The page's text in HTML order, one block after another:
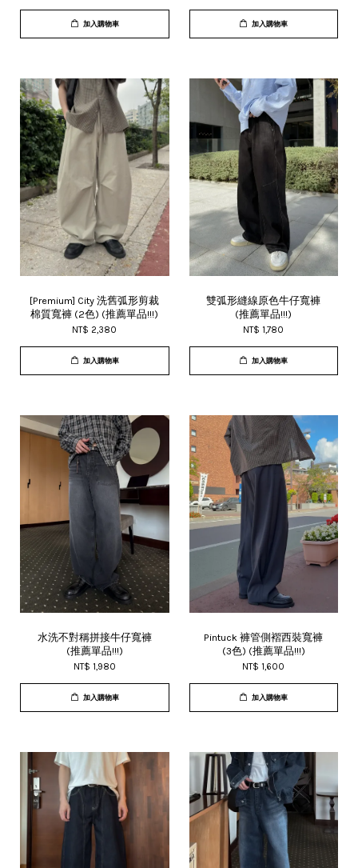
加入購物車 加入購物車
[Premium] City 洗舊弧形剪裁
棉質寬褲 (2色) (推薦單品!!!)
NT$ 2,380
加入購物車
雙弧形縫線原色牛仔寬褲
(推薦單品!!!)
NT$ 1,780
加入購物車
水洗不對稱拼接牛仔寬褲
(推薦單品!!!)
NT$ 1,980
加入購物車
Pintuck 褲管側褶西裝寬褲
(3色) (推薦單品!!!)
NT$ 1,600
加入購物車